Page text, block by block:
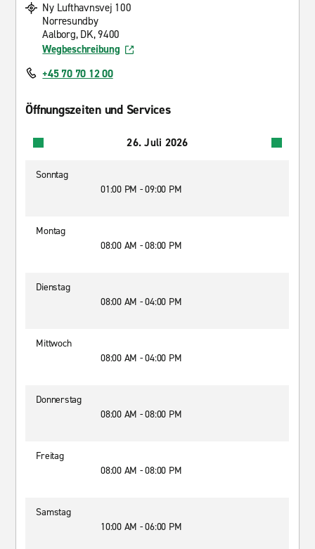
Ny Lufthavnsvej 100
Norresundby
Aalborg, DK, 9400
Wegbeschreibung
+45 70 70 12 00
Öffnungszeiten und Services
26. Juli 2026
Sonntag
01:00 PM - 09:00 PM
Montag
08:00 AM - 08:00 PM
Dienstag
08:00 AM - 04:00 PM
Mittwoch
08:00 AM - 04:00 PM
Donnerstag
08:00 AM - 08:00 PM
Freitag
08:00 AM - 08:00 PM
Samstag
10:00 AM - 06:00 PM